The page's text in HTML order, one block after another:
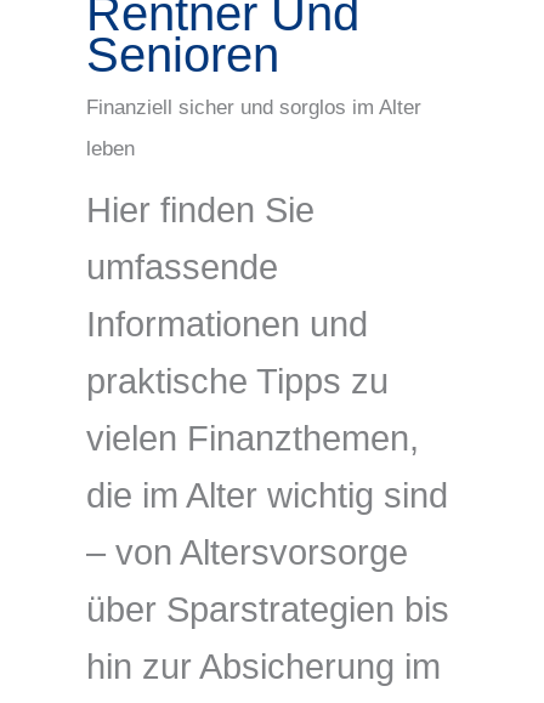
Rentner Und
Senioren
Finanziell sicher und sorglos im Alter
leben
Hier finden Sie
umfassende
Informationen und
praktische Tipps zu
vielen Finanzthemen,
die im Alter wichtig sind
– von Altersvorsorge
über Sparstrategien bis
hin zur Absicherung im